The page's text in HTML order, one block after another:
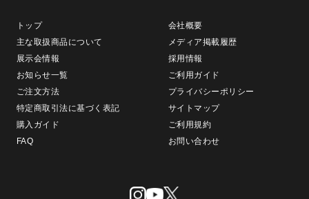
トップ
会社概要
主な取扱商品について
メディア掲載履歴
展示会情報
採用情報
お知らせ一覧
ご利用ガイド
ご注文方法
プライバシーポリシー
特定商取引法に基づく表記
サイトマップ
購入ガイド
ご利用規約
FAQ
お問い合わせ